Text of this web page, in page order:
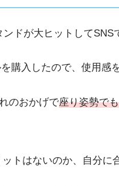
ドが大ヒットして
購入したので、使用感
のおかげで座り姿勢で
トはないのか、自分に